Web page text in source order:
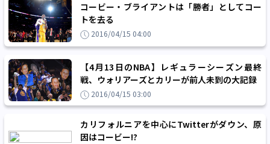
コービー・ブライアントは「勝者」としてコー
トを去る
2016/04/15 04:00
【4月13日のNBA】レギュラーシーズン最終
戦、ウォリアーズとカリーが前人未到の大記録
2016/04/15 03:00
カリフォルニアを中心にTwitterがダウン、原
因はコービー!?